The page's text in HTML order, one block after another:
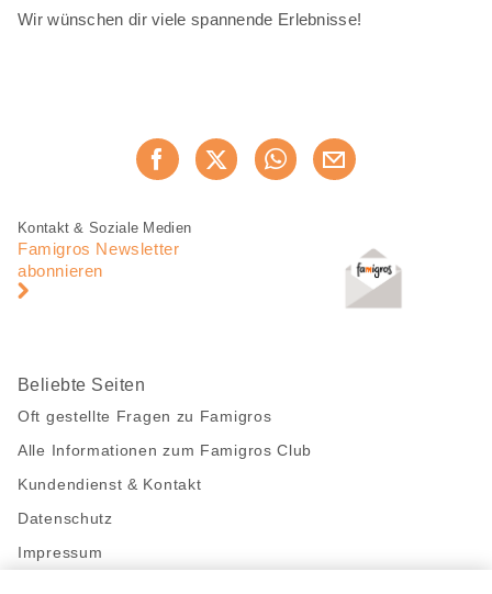
Wir wünschen dir viele spannende Erlebnisse!
Jetzt weiterempfehlen
Fusszeile
Fusszeile
Navigation
Kontakt & Soziale Medien
Famigros Newsletter
abonnieren
Beliebte Seiten
Oft gestellte Fragen zu Famigros
Alle Informationen zum Famigros Club
Kundendienst & Kontakt
Datenschutz
Impressum